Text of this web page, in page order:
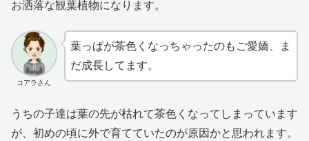
お洒落な観葉植物になります。
コアラさん
葉っぱが茶色くなっちゃったのもご愛嬌、ま
だ成長してます。
うちの子達は葉の先が枯れて茶色くなってしまっています
が、初めの頃に外で育てていたのが原因かと思われます。